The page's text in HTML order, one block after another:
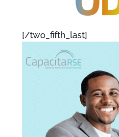
[/two_fifth_last]